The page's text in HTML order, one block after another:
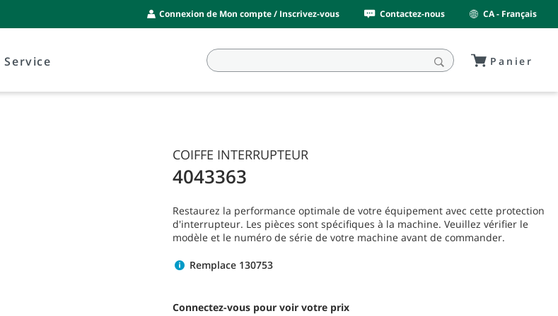
Connexion de Mon compte / Inscrivez-vous Contactez-nous CA - Français
Service Panier
COIFFE INTERRUPTEUR
4043363
Restaurez la performance optimale de votre équipement avec cette protection
d'interrupteur. Les pièces sont spécifiques à la machine. Veuillez vérifier le
modèle et le numéro de série de votre machine avant de commander.
Remplace 130753
Connectez-vous pour voir votre prix